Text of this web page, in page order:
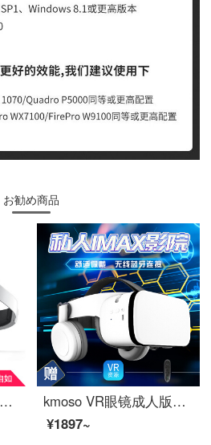
お勧め商品
爱奇艺VR 小阅悦Pro Ⅱ 智能 vr眼镜 3D头盔 单机版
kmoso VR眼镜成人版蓝牙连接高清电影游戏头戴式vr一体机3D眼镜 蓝牙款VR眼镜+蓝牙手柄+VR资源
¥1897~